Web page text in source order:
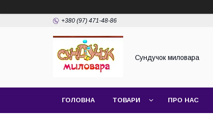
+380 (97) 471-48-86
Сундучок миловара
ГОЛОВНА ТОВАРИ ПРО НАС